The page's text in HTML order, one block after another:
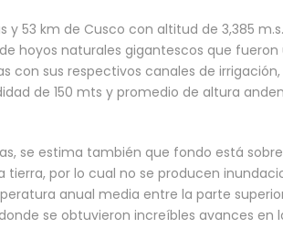
y 53 km de Cusco con altitud de 3,385
hoyos naturales gigantescos que fueron
con sus respectivos canales de
de 150 mts y promedio de altura
se estima también que fondo está
por lo cual no se producen
anual media entre la parte
se obtuvieron increíbles avances en